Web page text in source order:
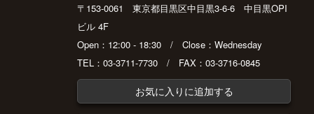
〒153-0061 東京都目黒区中目黒3-6-6 中目黒OPI
ビル 4F
Open：12:00 - 18:30 / Close：Wednesday
TEL：03-3711-7730 / FAX：03-3716-0845
お気に入りに追加する